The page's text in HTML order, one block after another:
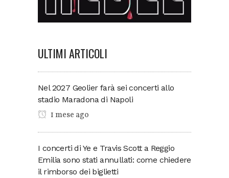
ULTIMI ARTICOLI
Nel 2027 Geolier farà sei concerti allo
stadio Maradona di Napoli
1 mese ago
I concerti di Ye e Travis Scott a Reggio
Emilia sono stati annullati: come chiedere
il rimborso dei biglietti